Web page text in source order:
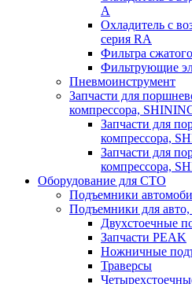
A
Охладитель с
серия RA
Фильтра
Фильтрующие
Пневмоинструмент
Запчасти для
компрессора,
Запчасти для
компрессора,
Запчасти для
компрессора,
Оборудование для СТО
Подъемники
Подъемники для
Двухстоечные
Запчасти PEAK
Ножничные
Траверсы